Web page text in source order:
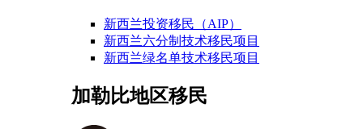
新西兰投资移民（AIP）
新西兰六分制技术移民项目
新西兰绿名单技术移民项目
加勒比地区移民